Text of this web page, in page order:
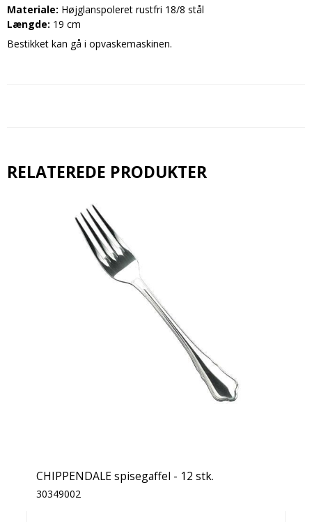
Materiale: Højglanspoleret rustfri 18/8 stål
Længde: 19 cm
Bestikket kan gå i opvaskemaskinen.
RELATEREDE PRODUKTER
CHIPPENDALE spisegaffel - 12 stk.
30349002